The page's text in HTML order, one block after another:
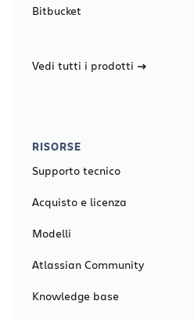
Bitbucket
Vedi tutti i prodotti
RISORSE
Supporto tecnico
Acquisto e licenza
Modelli
Atlassian Community
Knowledge base